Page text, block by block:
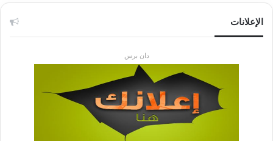
الإعلانات
دان برس